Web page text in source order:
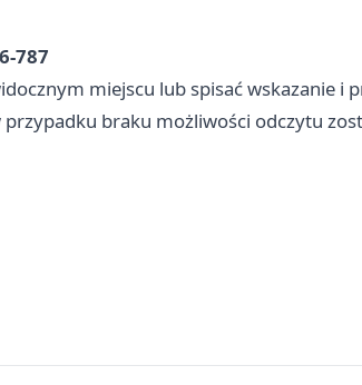
787
miejscu lub spisać wskazanie i
braku możliwości odczytu